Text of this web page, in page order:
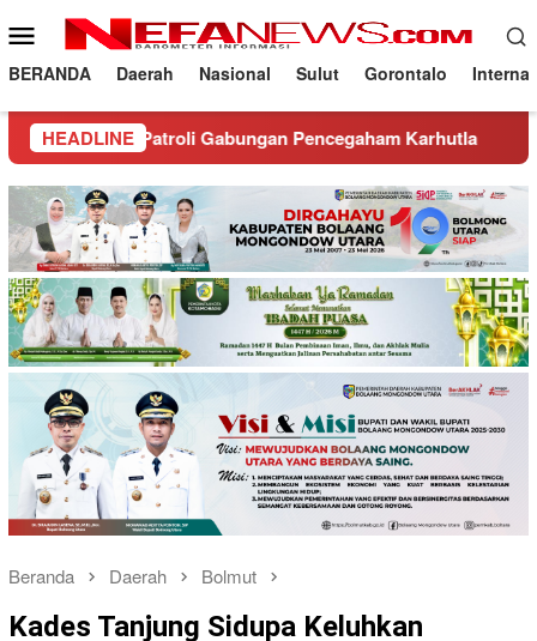
ke
konten
Menu
Mobile
BERANDA Daerah Nasional Sulut Gorontalo
HEADLINE
Gabungan Pencegaham Karhutla Hadiri Musda
Beranda Daerah Bolmut
Kades Tanjung Sidupa Keluhkan